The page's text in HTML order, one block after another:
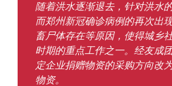
随着洪水逐渐退去，针对洪水
而郑州新冠确诊病例的再次出
畜尸体存在等原因，使得城乡
时期的重点工作之一。经友成
定企业捐赠物资的采购方向改
物资。